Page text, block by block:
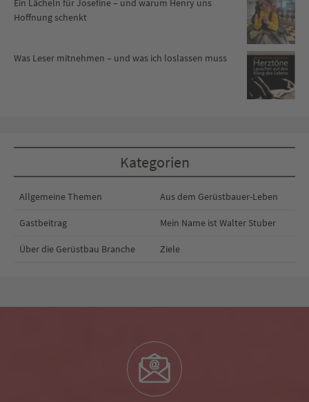
Ein Lächeln für Josefine – und warum Henry uns
Hoffnung schenkt
Was Leser mitnehmen – und was ich loslassen muss
Kategorien
Allgemeine Themen Aus dem Gerüstbauer-Leben
Gastbeitrag Mein Name ist Walter Stuber
Über die Gerüstbau Branche Ziele